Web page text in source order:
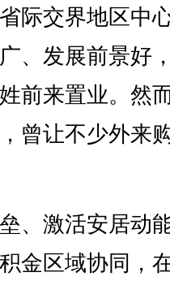
交界地区中
、发展前景好
前来置业。然
曾让不少外来
激活安居动
金区域协同，